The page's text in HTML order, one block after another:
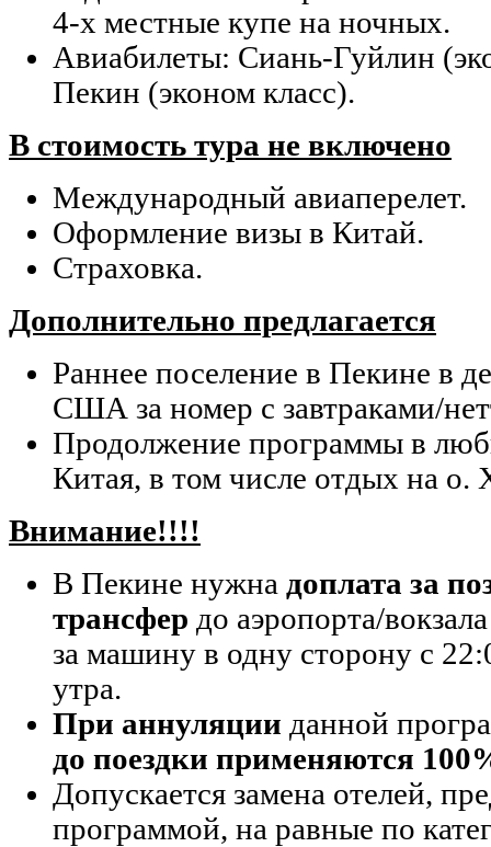
4-х местные купе на ночных.
Авиабилеты: Сиань-Гуйлин
Пекин (эконом класс).
В стоимость тура не включено
Международный авиаперелет.
Оформление визы в Китай.
Страховка.
Дополнительно предлагается
Раннее поселение в Пекине в
США за номер с завтраками/
Продолжение программы в
Китая, в том числе отдых на о.
Внимание!!!!
В Пекине нужна доплата за
трансфер до аэропорта/
за машину в одну сторону с
утра.
При аннуляции данной
до поездки применяются
Допускается замена отелей,
программой, на равные по